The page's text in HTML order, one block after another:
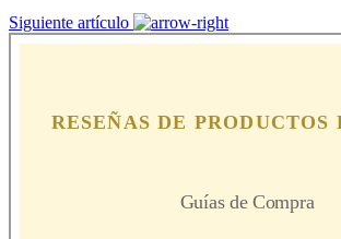
Siguiente artículo